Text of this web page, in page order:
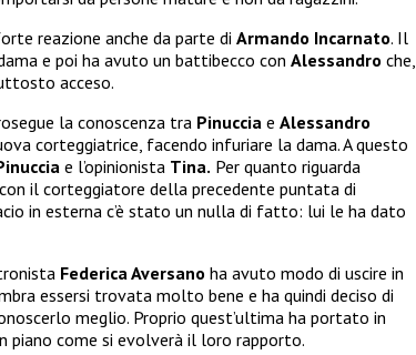
reazione anche da parte di Armando Incarnato. Il
e poi ha avuto un battibecco con Alessandro che,
acceso.
la conoscenza tra Pinuccia e Alessandro
corteggiatrice, facendo infuriare la dama. A questo
e l’opinionista Tina. Per quanto riguarda
il corteggiatore della precedente puntata di
in esterna c’è stato un nulla di fatto: lui le ha dato
Federica Aversano ha avuto modo di uscire in
essersi trovata molto bene e ha quindi deciso di
meglio. Proprio quest’ultima ha portato in
piano come si evolverà il loro rapporto.